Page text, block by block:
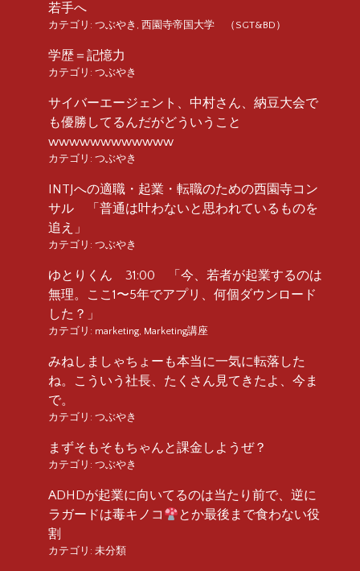
若手へ
カテゴリ: つぶやき , 西園寺帝国大学 （SGT&BD）
学歴＝記憶力
カテゴリ: つぶやき
サイバーエージェント、中村さん、納豆大会で
も優勝してるんだがどういうこと
wwwwwwwwwwww
カテゴリ: つぶやき
INTJへの適職・起業・転職のための西園寺コン
サル 「普通は叶わないと思われているものを
追え」
カテゴリ: つぶやき
ゆとりくん 31:00 「今、若者が起業するのは
無理。ここ1〜5年でアプリ、何個ダウンロード
した？」
カテゴリ: marketing, Marketing講座
みねしましゃちょーも本当に一気に転落した
ね。こういう社長、たくさん見てきたよ、今ま
で。
カテゴリ: つぶやき
まずそもそもちゃんと課金しようぜ？
カテゴリ: つぶやき
ADHDが起業に向いてるのは当たり前で、逆に
ラガードは毒キノコ
とか最後まで食わない役
割
カテゴリ: 未分類